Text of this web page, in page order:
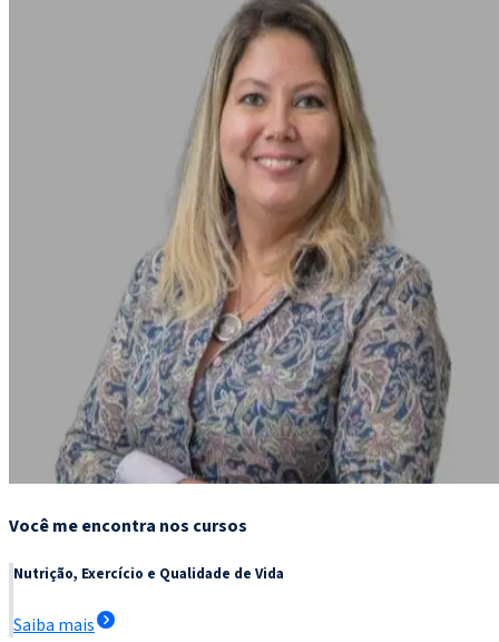
Você me encontra nos cursos
Nutrição, Exercício e Qualidade de Vida
Saiba mais